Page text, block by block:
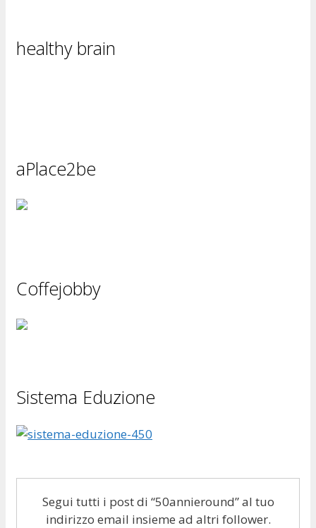
healthy brain
aPlace2be
Coffejobby
Sistema Eduzione
Segui tutti i post di “50annieround” al tuo
indirizzo email insieme ad altri follower.